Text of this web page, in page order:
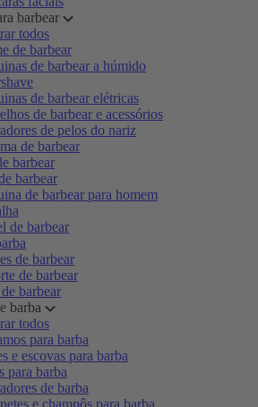
barbear
todos
de barbear
de barbear a húmido
de barbear elétricas
de barbear e acessórios
de pelos do nariz
de barbear
barbear
barbear
de barbear para homem
de barbear
de barbear
de barbear
barbear
barba
todos
para barba
e escovas para barba
para barba
de barba
e champôs para barba